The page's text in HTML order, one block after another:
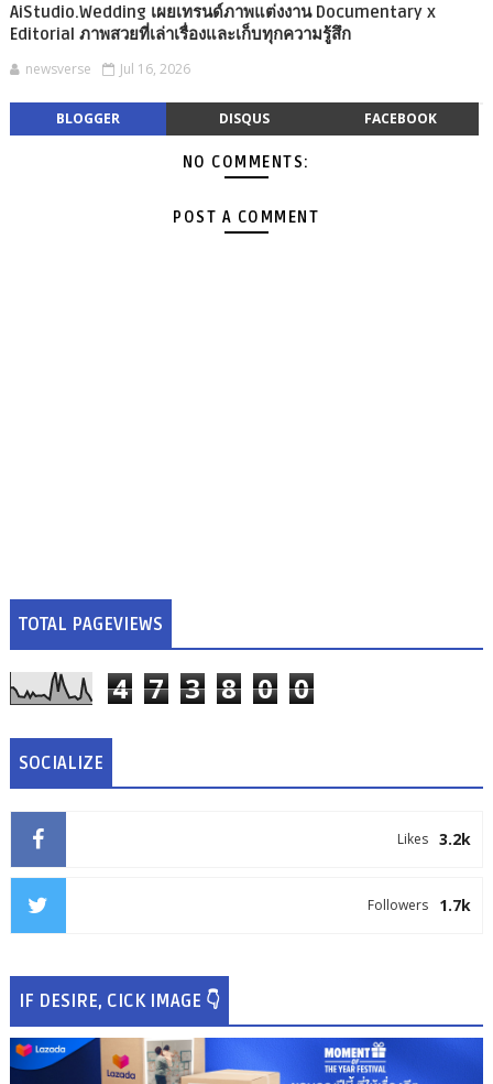
AiStudio.Wedding เผยเทรนด์ภาพแต่งงาน Documentary x
Editorial ภาพสวยที่เล่าเรื่องและเก็บทุกความรู้สึก
newsverse Jul 16, 2026
BLOGGER DISQUS FACEBOOK
NO COMMENTS:
POST A COMMENT
TOTAL PAGEVIEWS
4 7 3 8 0 0
SOCIALIZE
3.2k
Likes
1.7k
Followers
IF DESIRE, CICK IMAGE 👇